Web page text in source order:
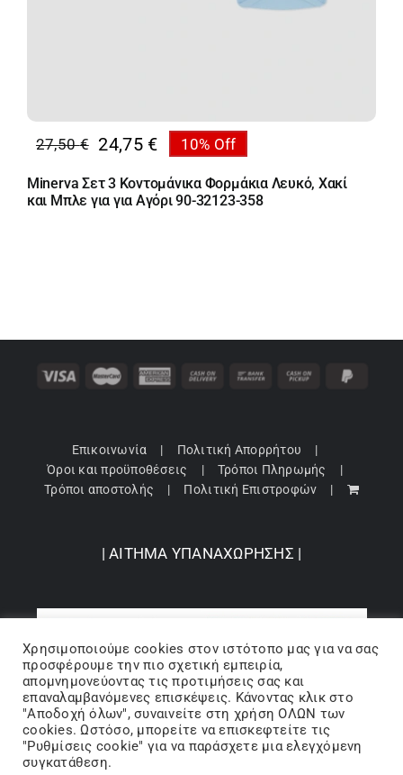
27,50€
Original
price
was:
24,75 €
Η
τρέχουσα
τιμή
10% Off
Minerva Σετ 3 Κοντομάνικα Φορμάκια Λευκό, Χακί
και Μπλε για για Αγόρι 90-32123-358
Επικοινωνία
Πολιτική Απορρήτου
Όροι και προϋποθέσεις
Τρόποι Πληρωμής
Τρόποι αποστολής
Πολιτική Επιστροφών
| ΑΙΤΗΜΑ ΥΠΑΝΑΧΩΡΗΣΗΣ |
Copyright 2024 © Barbopoulos store - All Rights Reserved |
Χρησιμοποιούμε cookies στον ιστότοπo μας για να σας
προσφέρουμε την πιο σχετική εμπειρία,
απομνημονεύοντας τις προτιμήσεις σας και
επαναλαμβανόμενες επισκέψεις. Κάνοντας κλικ στο
"Αποδοχή όλων", συναινείτε στη χρήση ΟΛΩΝ των
cookies. Ωστόσο, μπορείτε να επισκεφτείτε τις
"Ρυθμίσεις cookie" για να παράσχετε μια ελεγχόμενη
συγκατάθεση.